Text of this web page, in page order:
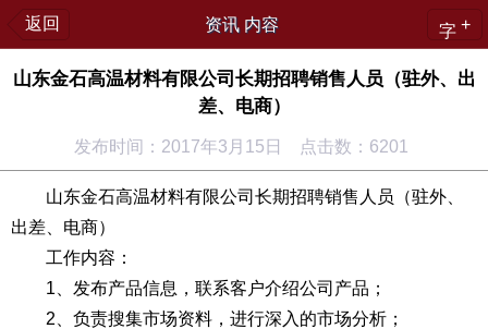
返回 资讯 内容 字 +
山东金石高温材料有限公司长期招聘销售人员（驻外、出
差、电商）
发布时间：2017年3月15日 点击数：6201
山东金石高温材料有限公司长期招聘销售人员（驻外、
出差、电商）
工作内容：
1、发布产品信息，联系客户介绍公司产品；
2、负责搜集市场资料，进行深入的市场分析；